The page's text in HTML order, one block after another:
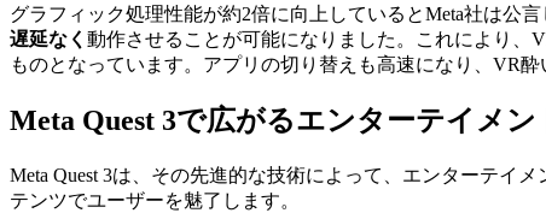
グラフィック処理性能が約2倍に向上しているとMeta社は公
遅延なく 動作させることが可能になりました。これにより、
ものとなっています。アプリの切り替えも高速になり、VR
Meta Quest 3で広がるエンターテイメン
Meta Quest 3は、その先進的な技術によって、エンターテイ
テンツでユーザーを魅了します。